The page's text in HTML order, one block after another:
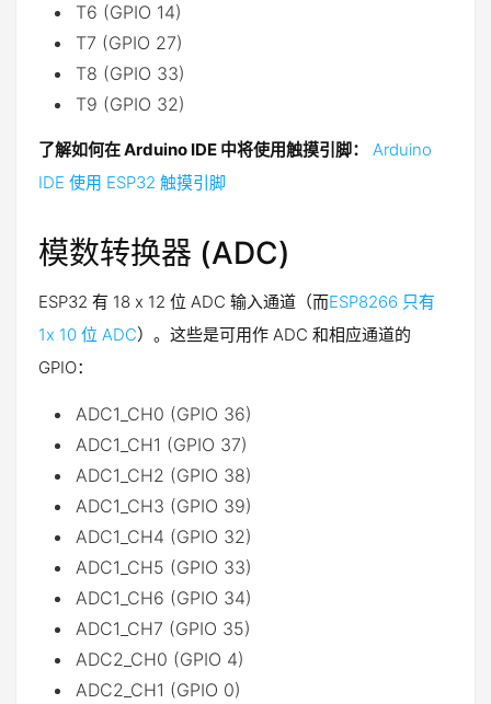
T6 (GPIO 14)
T7 (GPIO 27)
T8 (GPIO 33)
T9 (GPIO 32)
了解如何在 Arduino IDE 中将使用触摸引脚：
Arduino
IDE 使用 ESP32 触摸引脚
模数转换器 (ADC)
ESP32 有 18 x 12 位 ADC 输入通道（而ESP8266 只有
1x 10 位 ADC）。这些是可用作 ADC 和相应通道的
GPIO：
ADC1_CH0 (GPIO 36)
ADC1_CH1 (GPIO 37)
ADC1_CH2 (GPIO 38)
ADC1_CH3 (GPIO 39)
ADC1_CH4 (GPIO 32)
ADC1_CH5 (GPIO 33)
ADC1_CH6 (GPIO 34)
ADC1_CH7 (GPIO 35)
ADC2_CH0 (GPIO 4)
ADC2_CH1 (GPIO 0)